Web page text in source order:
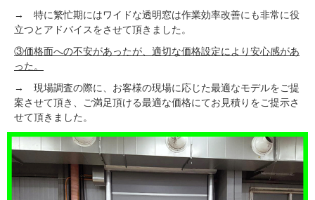
→ 特に繁忙期にはワイドな透明窓は作業効率改善にも非常に役
立つとアドバイスをさせて頂きました。
③価格面への不安があったが、適切な価格設定により安心感があ
った。
→ 現場調査の際に、お客様の現場に応じた最適なモデルをご提
案させて頂き、ご満足頂ける最適な価格にてお見積りをご提示さ
せて頂きました。